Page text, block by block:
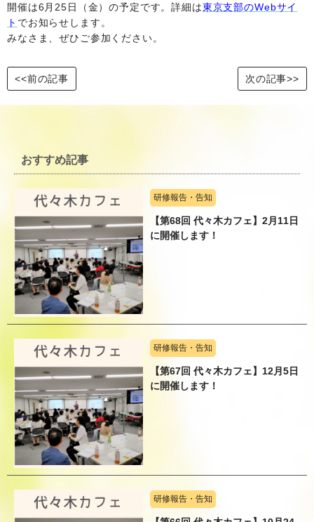
開催は6月25日（金）の予定です。詳細は東京支部のWebサイ
ト でお知らせします。
みなさま、ぜひご参加ください。
<<前の記事 次の記事>>
おすすめ記事
研修報告・告知
【第68回 代々木カフェ】2月11日
に開催します！
研修報告・告知
【第67回 代々木カフェ】12月5日
に開催します！
研修報告・告知